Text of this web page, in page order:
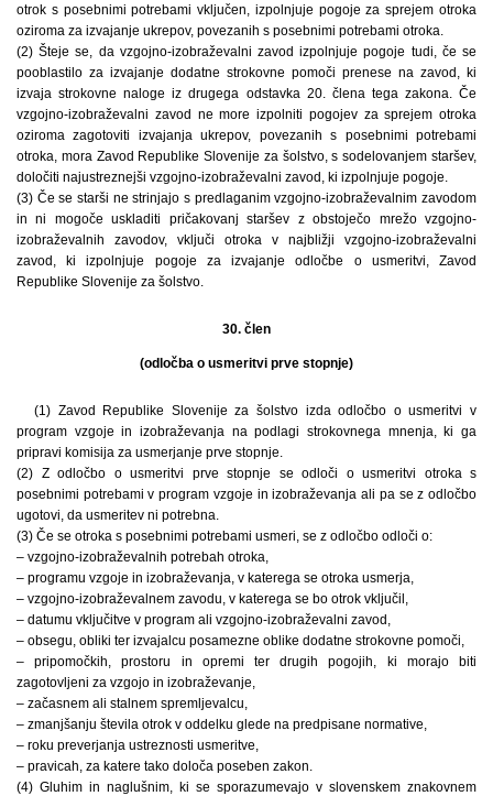
otrok s posebnimi potrebami vključen, izpolnjuje pogoje za sprejem otroka
oziroma za izvajanje ukrepov, povezanih s posebnimi potrebami otroka.
(2) Šteje se, da vzgojno-izobraževalni zavod izpolnjuje pogoje tudi, če se
pooblastilo za izvajanje dodatne strokovne pomoči prenese na zavod, ki
izvaja strokovne naloge iz drugega odstavka 20. člena tega zakona. Če
vzgojno-izobraževalni zavod ne more izpolniti pogojev za sprejem otroka
oziroma zagotoviti izvajanja ukrepov, povezanih s posebnimi potrebami
otroka, mora Zavod Republike Slovenije za šolstvo, s sodelovanjem staršev,
določiti najustreznejši vzgojno-izobraževalni zavod, ki izpolnjuje pogoje.
(3) Če se starši ne strinjajo s predlaganim vzgojno-izobraževalnim zavodom
in ni mogoče uskladiti pričakovanj staršev z obstoječo mrežo vzgojno-
izobraževalnih zavodov, vključi otroka v najbližji vzgojno-izobraževalni
zavod, ki izpolnjuje pogoje za izvajanje odločbe o usmeritvi, Zavod
Republike Slovenije za šolstvo.
30. člen
(odločba o usmeritvi prve stopnje)
(1) Zavod Republike Slovenije za šolstvo izda odločbo o usmeritvi v
program vzgoje in izobraževanja na podlagi strokovnega mnenja, ki ga
pripravi komisija za usmerjanje prve stopnje.
(2) Z odločbo o usmeritvi prve stopnje se odloči o usmeritvi otroka s
posebnimi potrebami v program vzgoje in izobraževanja ali pa se z odločbo
ugotovi, da usmeritev ni potrebna.
(3) Če se otroka s posebnimi potrebami usmeri, se z odločbo odloči o:
– vzgojno-izobraževalnih potrebah otroka,
– programu vzgoje in izobraževanja, v katerega se otroka usmerja,
– vzgojno-izobraževalnem zavodu, v katerega se bo otrok vključil,
– datumu vključitve v program ali vzgojno-izobraževalni zavod,
– obsegu, obliki ter izvajalcu posamezne oblike dodatne strokovne pomoči,
– pripomočkih, prostoru in opremi ter drugih pogojih, ki morajo biti
zagotovljeni za vzgojo in izobraževanje,
– začasnem ali stalnem spremljevalcu,
– zmanjšanju števila otrok v oddelku glede na predpisane normative,
– roku preverjanja ustreznosti usmeritve,
– pravicah, za katere tako določa poseben zakon.
(4) Gluhim in naglušnim, ki se sporazumevajo v slovenskem znakovnem